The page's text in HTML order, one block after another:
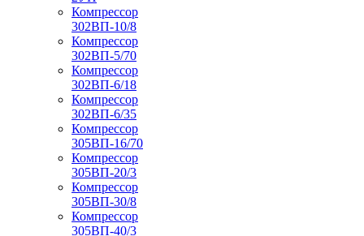
Компрессор
302ВП-10/8
Компрессор
302ВП-5/70
Компрессор
302ВП-6/18
Компрессор
302ВП-6/35
Компрессор
305ВП-16/70
Компрессор
305ВП-20/3
Компрессор
305ВП-30/8
Компрессор
305ВП-40/3